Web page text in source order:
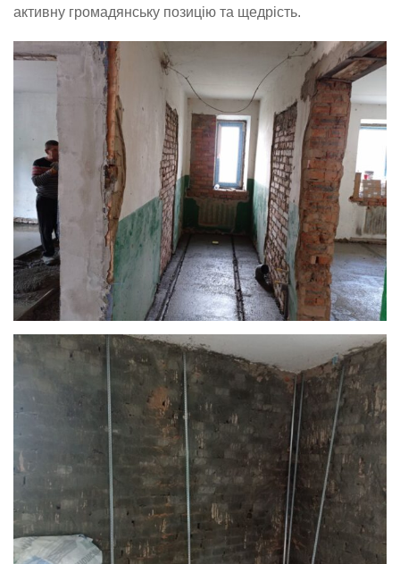
активну громадянську позицію та щедрість.